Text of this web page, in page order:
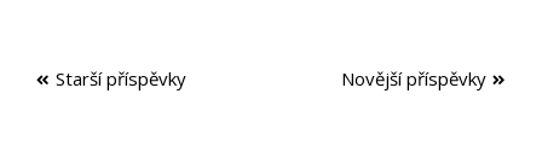
Navigace
Starší příspěvky Novější příspěvky